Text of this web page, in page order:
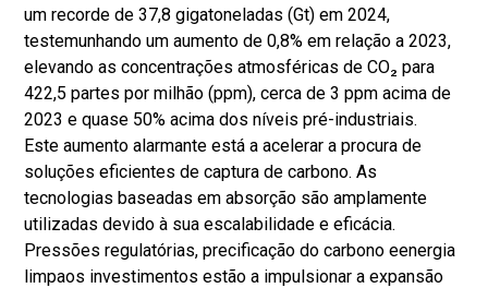
um recorde de 37,8 gigatoneladas (Gt) em 2024,
testemunhando um aumento de 0,8% em relação a 2023,
elevando as concentrações atmosféricas de CO₂ para
422,5 partes por milhão (ppm), cerca de 3 ppm acima de
2023 e quase 50% acima dos níveis pré-industriais.
Este aumento alarmante está a acelerar a procura de
soluções eficientes de captura de carbono. As
tecnologias baseadas em absorção são amplamente
utilizadas devido à sua escalabilidade e eficácia.
Pressões regulatórias, precificação do carbono eenergia
limpaos investimentos estão a impulsionar a expansão